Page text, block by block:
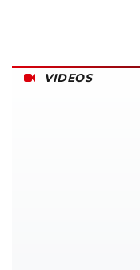
VIDEOS